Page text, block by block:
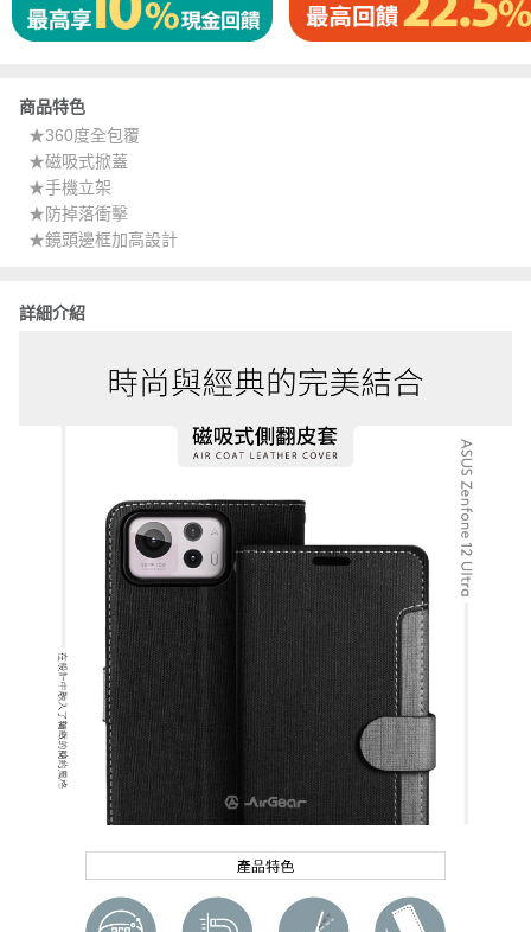
商品特色
★360度全包覆
★磁吸式掀蓋
★手機立架
★防掉落衝擊
★鏡頭邊框加高設計
詳細介紹